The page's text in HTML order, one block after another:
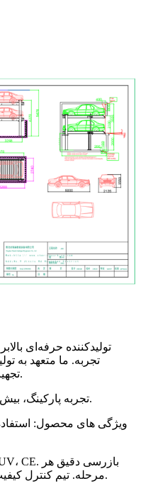
تجربه. ما متعهد به
تجهیزات مختلف پارکینگ خودرو هستیم.
۲.۱۶۰۰۰+ تجربه پارکینگ، بیش از ۱۰۰ کشور و منطقه.
مرحله. تیم کنترل کیفیت حرفه‌ای برای اطمینان از کیفیت.